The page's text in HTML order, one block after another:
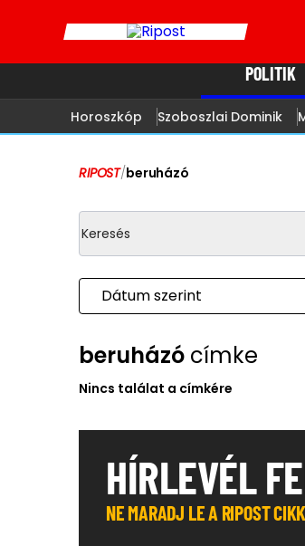
POLITIK
Horoszkóp Szoboszlai Dominik
RIPOST/beruházó
Dátum szerint
beruházó címke
Nincs találat a címkére
HÍRLEVÉL
NE MARADJ LE A RIPOST